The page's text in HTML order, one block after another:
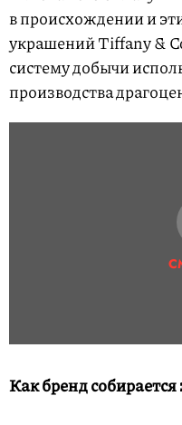
в происхождении и
украшений Tiffany &
систему добычи
производства
Как бренд собирается